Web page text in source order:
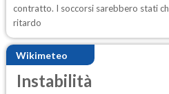
contratto. I soccorsi sarebbero stati
ritardo
Wikimeteo
Instabilità